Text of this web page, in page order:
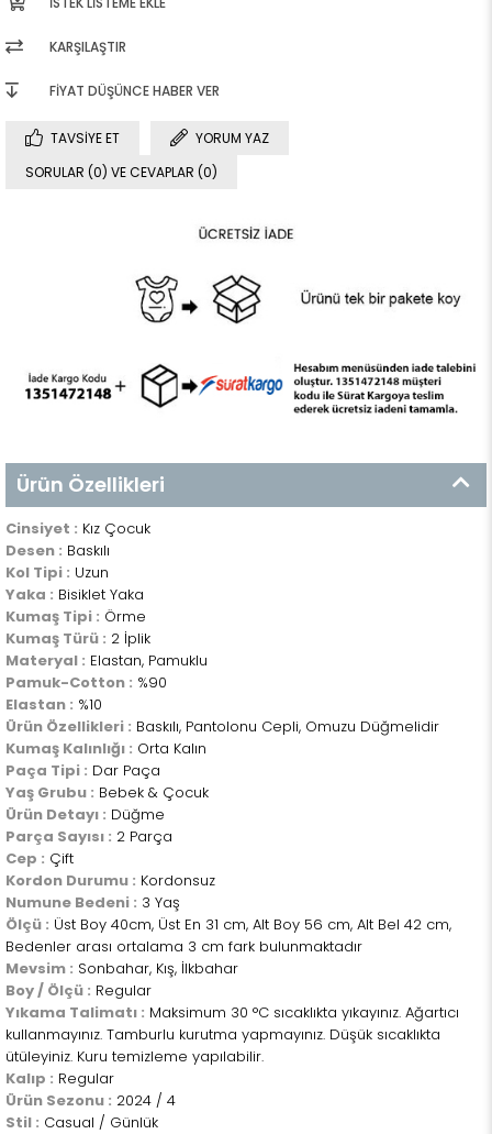
KARŞILAŞTIR
FIYAT DÜŞÜNCE HABER VER
TAVSIYE ET
YORUM YAZ
SORULAR (0) VE CEVAPLAR (0)
Ürün Özellikleri
Cinsiyet : Kız Çocuk
Desen : Baskılı
Kol Tipi : Uzun
Yaka : Bisiklet Yaka
Kumaş Tipi : Örme
Kumaş Türü : 2 İplik
Materyal : Elastan, Pamuklu
Pamuk-Cotton : %90
Elastan : %10
Ürün Özellikleri : Baskılı, Pantolonu Cepli, Omuzu Düğmelidir
Kumaş Kalınlığı : Orta Kalın
Paça Tipi : Dar Paça
Yaş Grubu : Bebek & Çocuk
Ürün Detayı : Düğme
Parça Sayısı : 2 Parça
Cep : Çift
Kordon Durumu : Kordonsuz
Numune Bedeni : 3 Yaş
Ölçü : Üst Boy 40cm, Üst En 31 cm, Alt Boy 56 cm, Alt Bel 42 cm,
Bedenler arası ortalama 3 cm fark bulunmaktadır
Mevsim : Sonbahar, Kış, İlkbahar
Boy / Ölçü : Regular
Yıkama Talimatı : Maksimum 30 °C sıcaklıkta yıkayınız. Ağartıcı
kullanmayınız. Tamburlu kurutma yapmayınız. Düşük sıcaklıkta
ütüleyiniz. Kuru temizleme yapılabilir.
Kalıp : Regular
Ürün Sezonu : 2024 / 4
Stil : Casual / Günlük